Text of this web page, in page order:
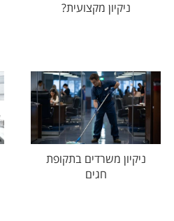
ניקיון מקצועית?
ניקיון משרדים בתקופת
חגים